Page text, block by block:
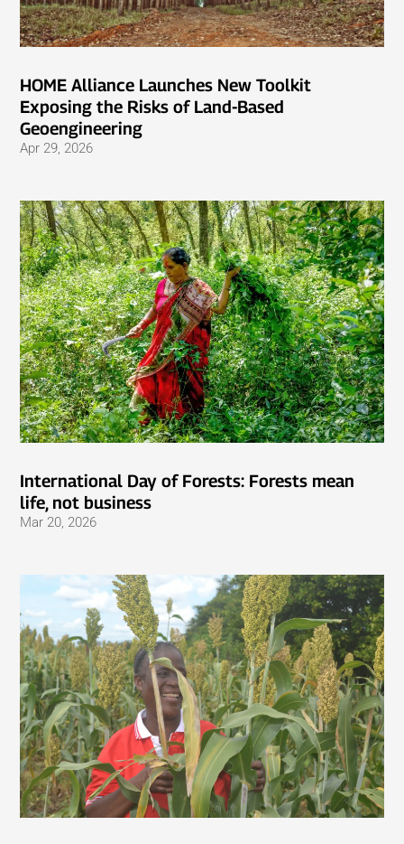
HOME Alliance Launches New Toolkit
Exposing the Risks of Land-Based
Geoengineering
Apr 29, 2026
International Day of Forests: Forests mean
life, not business
Mar 20, 2026